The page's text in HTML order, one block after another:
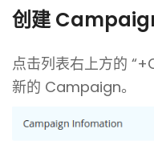
创建
点击列表右上方的
新的 Campaign。